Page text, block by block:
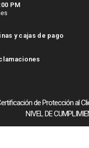
PM
y cajas de pago
de Protección al
NIVEL DE